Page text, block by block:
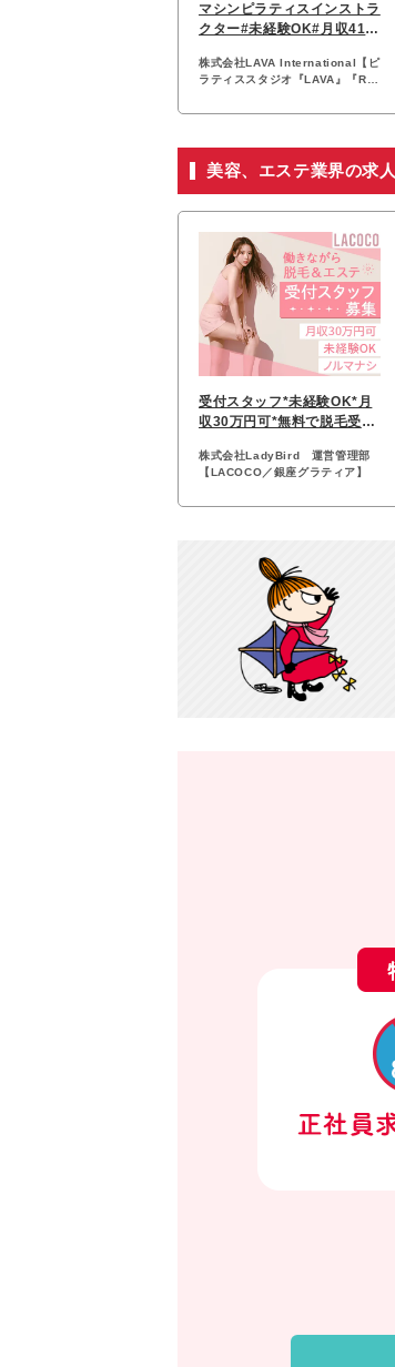
マシンピラティスインストラ
クター#未経験OK#月収41万
株式会社LAVA International【ピ
ラティススタジオ『LAVA』『Rin
美容、エステ業界の求人
受付スタッフ*未経験OK*月
収30万円可*無料で脱毛受け
株式会社LadyBird 運営管理部
【LACOCO／銀座グラティア】